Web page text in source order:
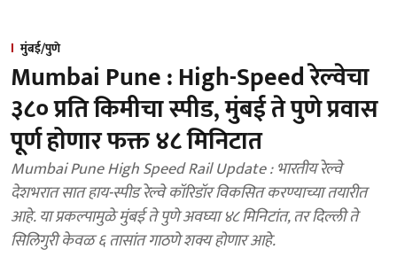
मुंबई/पुणे
Mumbai Pune : High-Speed रेल्वेचा
३८० प्रति किमीचा स्पीड, मुंबई ते पुणे प्रवास
पूर्ण होणार फक्त ४८ मिनिटात
Mumbai Pune High Speed Rail Update : भारतीय रेल्वे
देशभरात सात हाय-स्पीड रेल्वे कॉरिडॉर विकसित करण्याच्या तयारीत
आहे. या प्रकल्पामुळे मुंबई ते पुणे अवघ्या ४८ मिनिटांत, तर दिल्ली ते
सिलिगुरी केवळ ६ तासांत गाठणे शक्य होणार आहे.